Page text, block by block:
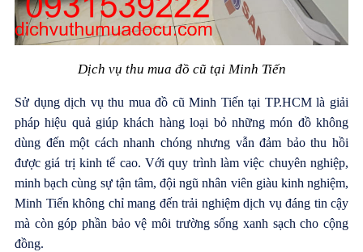
Dịch vụ thu mua đồ cũ tại Minh Tiến
Sử dụng dịch vụ thu mua đồ cũ Minh Tiến tại TP.HCM là giải
pháp hiệu quả giúp khách hàng loại bỏ những món đồ không
dùng đến một cách nhanh chóng nhưng vẫn đảm bảo thu hồi
được giá trị kinh tế cao. Với quy trình làm việc chuyên nghiệp,
minh bạch cùng sự tận tâm, đội ngũ nhân viên giàu kinh nghiệm,
Minh Tiến không chỉ mang đến trải nghiệm dịch vụ đáng tin cậy
mà còn góp phần bảo vệ môi trường sống xanh sạch cho cộng
đồng.